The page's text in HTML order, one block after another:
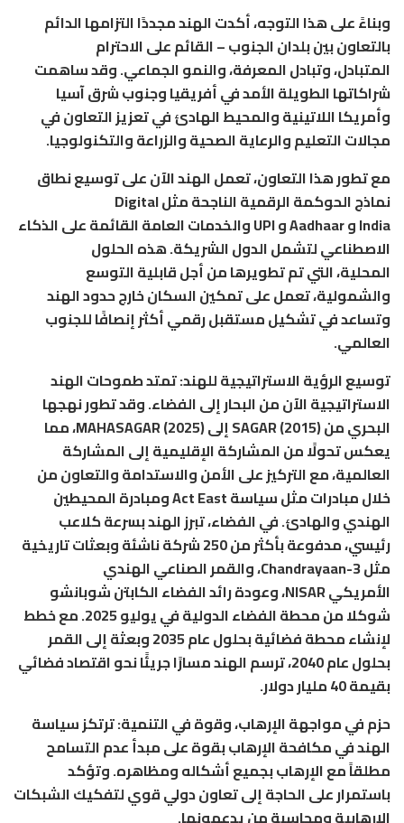
وبناءً على هذا التوجه، أكدت الهند مجددًا التزامها الدائم
بالتعاون بين بلدان الجنوب – القائم على الاحترام
المتبادل، وتبادل المعرفة، والنمو الجماعي. وقد ساهمت
شراكاتها الطويلة الأمد في أفريقيا وجنوب شرق آسيا
وأمريكا اللاتينية والمحيط الهادئ في تعزيز التعاون في
مجالات التعليم والرعاية الصحية والزراعة والتكنولوجيا.
مع تطور هذا التعاون، تعمل الهند الآن على توسيع نطاق
نماذج الحوكمة الرقمية الناجحة مثل Digital
India و Aadhaar و UPI والخدمات العامة القائمة على الذكاء
الاصطناعي لتشمل الدول الشريكة. هذه الحلول
المحلية، التي تم تطويرها من أجل قابلية التوسع
والشمولية، تعمل على تمكين السكان خارج حدود الهند
وتساعد في تشكيل مستقبل رقمي أكثر إنصافًا للجنوب
العالمي.
توسيع الرؤية الاستراتيجية للهند: تمتد طموحات الهند
الاستراتيجية الآن من البحار إلى الفضاء. وقد تطور نهجها
البحري من SAGAR (2015) إلى MAHASAGAR (2025)، مما
يعكس تحولًا من المشاركة الإقليمية إلى المشاركة
العالمية، مع التركيز على الأمن والاستدامة والتعاون من
خلال مبادرات مثل سياسة Act East ومبادرة المحيطين
الهندي والهادئ. في الفضاء، تبرز الهند بسرعة كلاعب
رئيسي، مدفوعة بأكثر من 250 شركة ناشئة وبعثات تاريخية
مثل Chandrayaan-3، والقمر الصناعي الهندي
الأمريكي NISAR، وعودة رائد الفضاء الكابتن شوبانشو
شوكلا من محطة الفضاء الدولية في يوليو 2025. مع خطط
لإنشاء محطة فضائية بحلول عام 2035 وبعثة إلى القمر
بحلول عام 2040، ترسم الهند مسارًا جريئًا نحو اقتصاد فضائي
بقيمة 40 مليار دولار.
حزم في مواجهة الإرهاب، وقوة في التنمية: ترتكز سياسة
الهند في مكافحة الإرهاب بقوة على مبدأ عدم التسامح
مطلقاً مع الإرهاب بجميع أشكاله ومظاهره. وتؤكد
باستمرار على الحاجة إلى تعاون دولي قوي لتفكيك الشبكات